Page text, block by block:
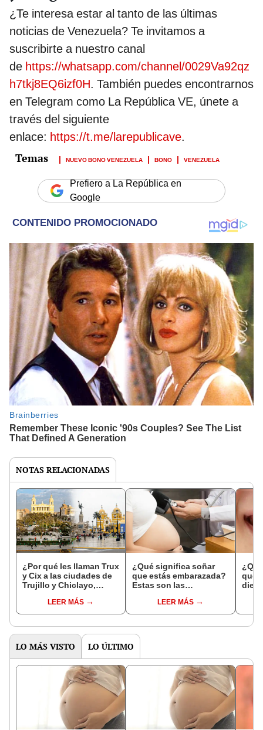
¿Te interesa estar al tanto de las últimas
noticias de Venezuela? Te invitamos a
suscribirte a nuestro canal
de https://whatsapp.com/channel/0029Va92qz
h7tkj8EQ6izf0H. También puedes encontrarnos
en Telegram como La República VE, únete a
través del siguiente
enlace: https://t.me/larepublicave.
NUEVO BONO VENEZUELA BONO VENEZUELA
Prefiero a La República en
Google
NOTAS RELACIONADAS
¿Por qué les llaman Trux
y Cix a las ciudades de
Trujillo y Chiclayo,
LEER MÁS
¿Qué significa soñar
que estás embarazada?
Estas son las
comunesLEER MÁS
que
LO MÁS VISTO LO ÚLTIMO